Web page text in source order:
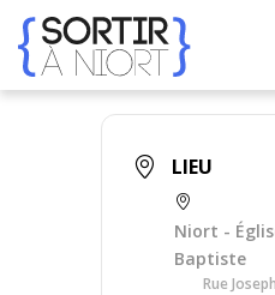
contenu
CONTACT
LIEU
Niort -
Baptiste
Rue